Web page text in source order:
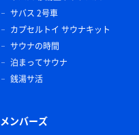
サバス 2号車
カプセルトイ サウナキット
サウナの時間
泊まってサウナ
銭湯サ活
メンバーズ